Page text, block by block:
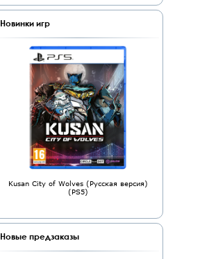
Новинки игр
Kusan City of Wolves (Русская версия)
(PS5)
Новые предзаказы